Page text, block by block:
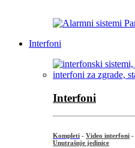
Interfoni
Interfoni
Kompleti - Video interfoni -
Unutrašnje jedinice